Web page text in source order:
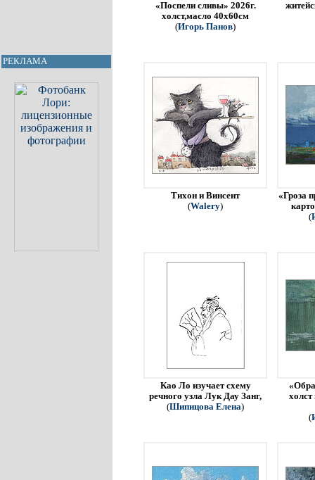
РЕКЛАМА
«Поспели сливы» 2026г.
холст,масло 40х60см
(Игорь Панов)
Тихон и Винсент
(Walery)
«Гроза
(
Као Ло изучает схему
речного узла Лук Дау Занг,
(Шипицова Елена)
холст
(